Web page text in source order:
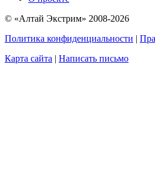
© «Алтай Экстрим» 2008-2026
Политика конфиденциальности |
Карта сайта | Написать письмо